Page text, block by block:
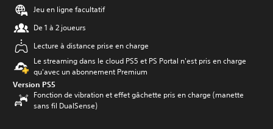
Jeu en ligne facultatif
De 1 à 2 joueurs
Lecture à distance prise en charge
Le streaming dans le cloud PS5 et PS Portal n'est pris en charge
qu'avec un abonnement Premium
Version PS5
Fonction de vibration et effet gâchette pris en charge (manette
sans fil DualSense)